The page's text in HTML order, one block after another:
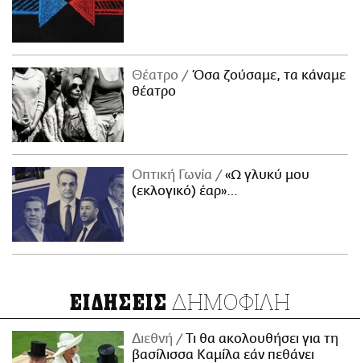
Θέατρο
Όσα ζούσαμε, τα κάναμε
θέατρο
Οπτική Γωνία
«Ω γλυκύ μου
(εκλογικό) έαρ»…
ΕΙΔΗΣΕΙΣ ΔΗΜΟΦΙΛΗ
Διεθνή
Τι θα ακολουθήσει για τη
βασίλισσα Καμίλα εάν πεθάνει